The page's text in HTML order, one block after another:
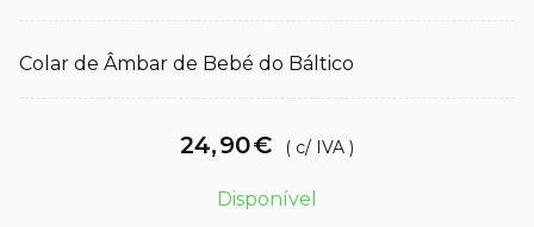
Colar de Âmbar de Bebé do Báltico
24,90€ ( c/ IVA )
Disponível